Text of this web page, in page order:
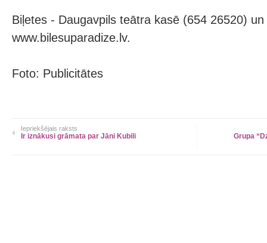
Biļetes - Daugavpils teātra kasē (654 26520)
www.bilesuparadize.lv.
Foto: Publicitātes
Iepriekšējais raksts
Ir iznākusi grāmata par Jāni Kubili Grupa